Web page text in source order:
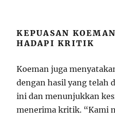
KEPUASAN
HADAPI KRITIK
Koeman juga
dengan hasil yang telah
ini dan menunjukkan
menerima kritik. “Kami